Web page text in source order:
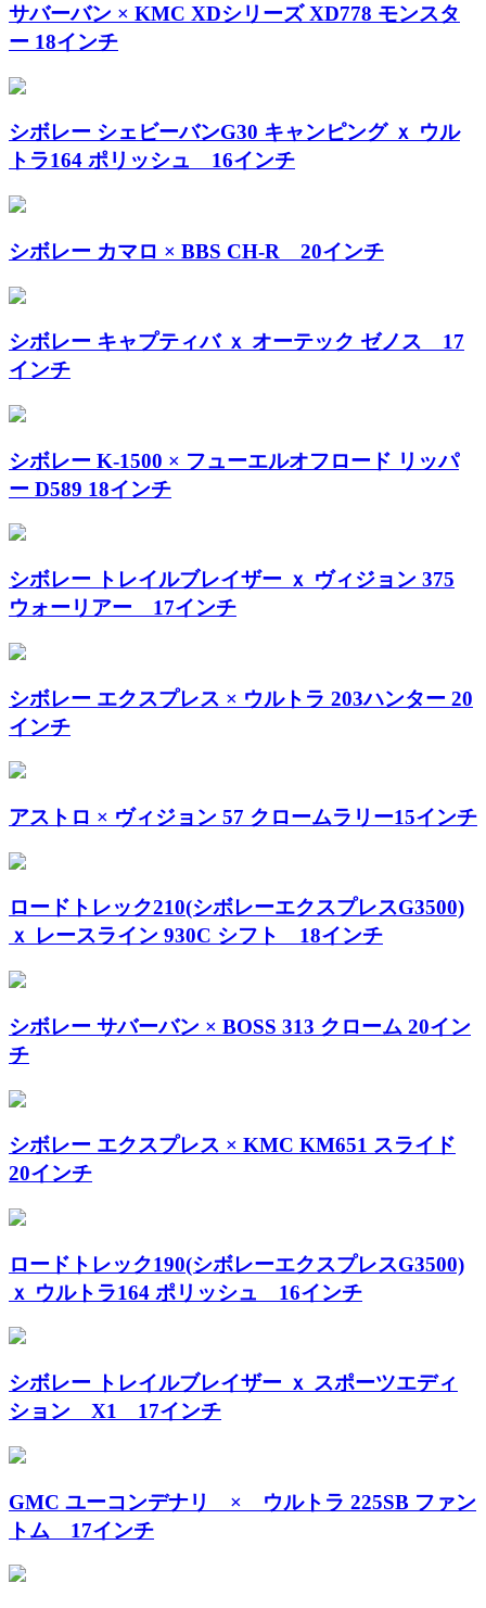
サバーバン × KMC XDシリーズ XD778 モンスタ
ー 18インチ
シボレー シェビーバンG30 キャンピング ｘ ウル
トラ164 ポリッシュ 16インチ
シボレー カマロ × BBS CH-R 20インチ
シボレー キャプティバ ｘ オーテック ゼノス 17
インチ
シボレー K-1500 × フューエルオフロード リッパ
ー D589 18インチ
シボレー トレイルブレイザー ｘ ヴィジョン 375
ウォーリアー 17インチ
シボレー エクスプレス × ウルトラ 203ハンター 20
インチ
アストロ × ヴィジョン 57 クロームラリー15インチ
ロードトレック210(シボレーエクスプレスG3500)
ｘ レースライン 930C シフト 18インチ
シボレー サバーバン × BOSS 313 クローム 20イン
チ
シボレー エクスプレス × KMC KM651 スライド
20インチ
ロードトレック190(シボレーエクスプレスG3500)
ｘ ウルトラ164 ポリッシュ 16インチ
シボレー トレイルブレイザー ｘ スポーツエディ
ション X1 17インチ
GMC ユーコンデナリ × ウルトラ 225SB ファン
トム 17インチ